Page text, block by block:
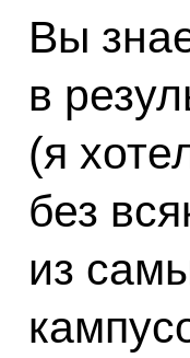
Вы
в
(я
без
из